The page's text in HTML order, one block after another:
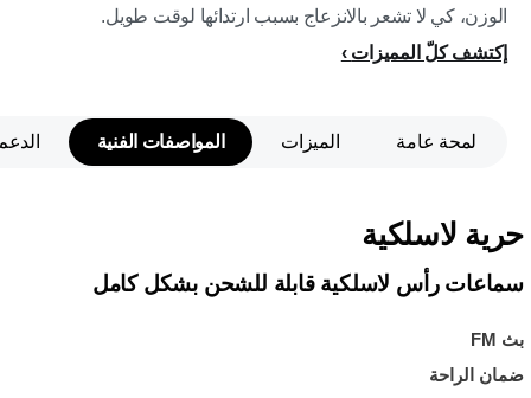
الوزن، كي لا تشعر بالانزعاج بسبب ارتدائها لوقت طويل.
إكتشف كلّ المميزات
لمحة عامة الميزات المواصفات الفنية
حرية لاسلكية
سماعات رأس لاسلكية قابلة للشحن بشكل كامل
بث FM
ضمان الراحة